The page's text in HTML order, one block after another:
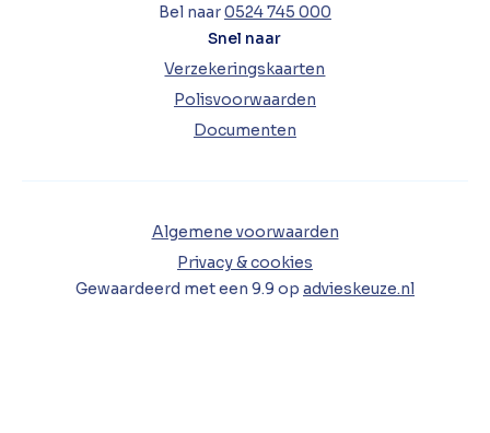
Bel naar0524 745 000
Snel naar
Verzekeringskaarten
Polisvoorwaarden
Documenten
Algemene voorwaarden
Privacy & cookies
Gewaardeerd met een 9.9 op advieskeuze.nl